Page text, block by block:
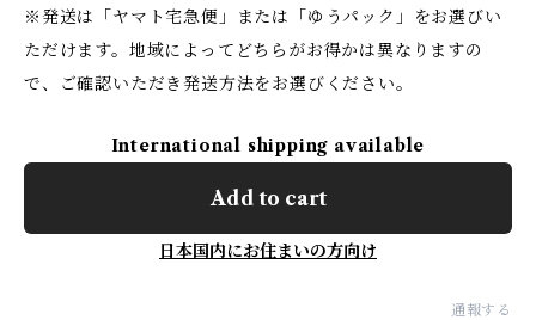
※発送は「ヤマト宅急便」または「ゆうパック」をお選びい
ただけます。地域によってどちらがお得かは異なりますの
で、ご確認いただき発送方法をお選びください。
International shipping available
Add to cart
日本国内にお住まいの方向け
通報する